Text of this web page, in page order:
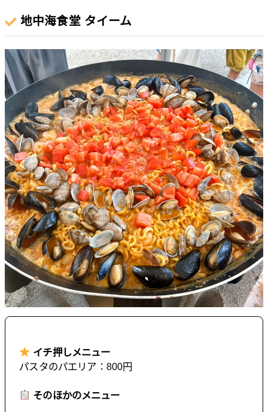
地中海食堂 タイーム
イチ押しメニュー
パスタのパエリア：800円
そのほかのメニュー